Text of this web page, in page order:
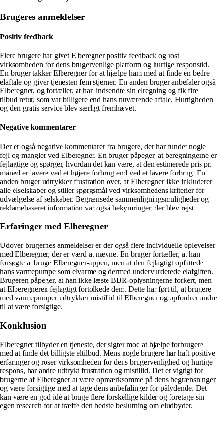
Brugeres anmeldelser
Positiv feedback
Flere brugere har givet Elberegner positiv feedback og rost
virksomheden for dens brugervenlige platform og hurtige responstid.
En bruger takker Elberegner for at hjælpe ham med at finde en bedre
elaftale og giver tjenesten fem stjerner. En anden bruger anbefaler også
Elberegner, og fortæller, at han indsendte sin elregning og fik fire
tilbud retur, som var billigere end hans nuværende aftale. Hurtigheden
og den gratis service blev særligt fremhævet.
Negative kommentarer
Der er også negative kommentarer fra brugere, der har fundet nogle
fejl og mangler ved Elberegner. En bruger påpeger, at beregningerne er
fejlagtige og spørger, hvordan det kan være, at den estimerede pris pr.
måned er lavere ved et højere forbrug end ved et lavere forbrug. En
anden bruger udtrykker frustration over, at Elberegner ikke inkluderer
alle elselskaber og stiller spørgsmål ved virksomhedens kriterier for
udvælgelse af selskaber. Begrænsede sammenligningsmuligheder og
reklamebaseret information var også bekymringer, der blev rejst.
Erfaringer med Elberegner
Udover brugernes anmeldelser er der også flere individuelle oplevelser
med Elberegner, der er værd at nævne. En bruger fortæller, at han
forsøgte at bruge Elberegner-appen, men at den fejlagtigt opfattede
hans varmepumpe som elvarme og dermed undervurderede elafgiften.
Brugeren påpeger, at han ikke læste BBR-oplysningerne forkert, men
at Elberegneren fejlagtigt fortolkede dem. Dette har ført til, at brugere
med varmepumper udtrykker mistillid til Elberegner og opfordrer andre
til at være forsigtige.
Konklusion
Elberegner tilbyder en tjeneste, der sigter mod at hjælpe forbrugere
med at finde det billigste eltilbud. Mens nogle brugere har haft positive
erfaringer og roser virksomheden for dens brugervenlighed og hurtige
respons, har andre udtrykt frustration og mistillid. Det er vigtigt for
brugerne af Elberegner at være opmærksomme på dens begrænsninger
og være forsigtige med at tage dens anbefalinger for pålydende. Det
kan være en god idé at bruge flere forskellige kilder og foretage sin
egen research for at træffe den bedste beslutning om eludbyder.